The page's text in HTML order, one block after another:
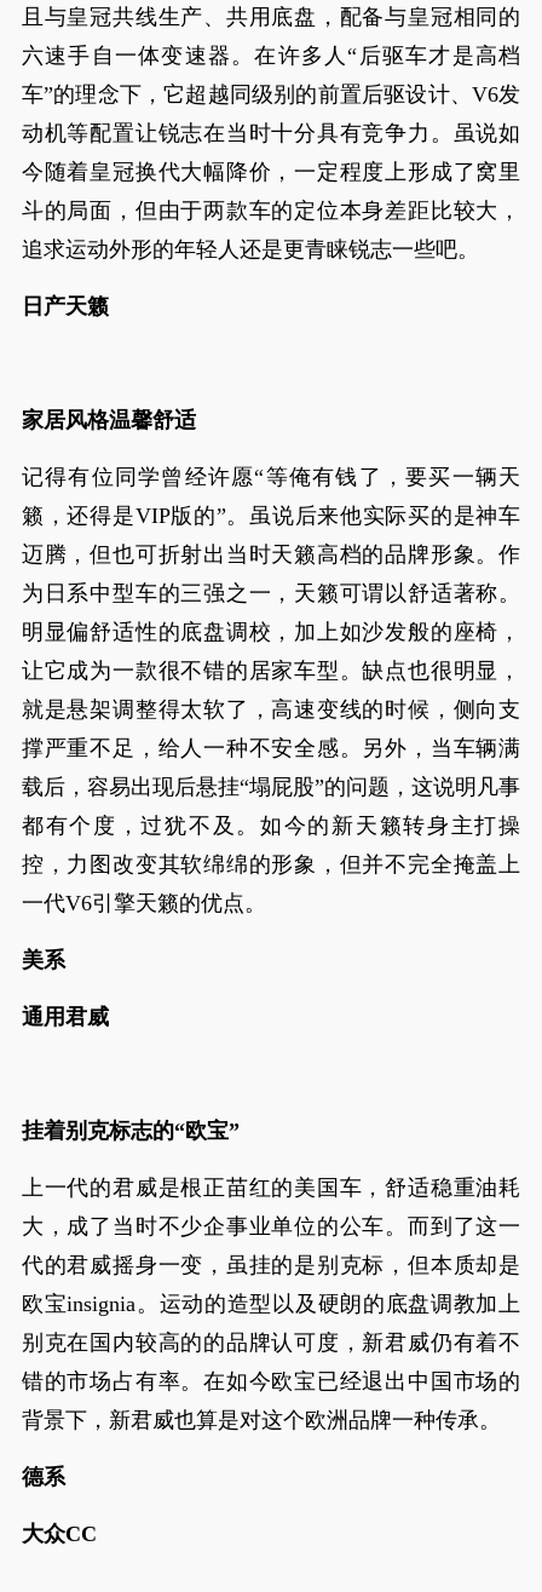
且与皇冠共线生产、共用底盘，配备与皇冠相同的
六速手自一体变速器。在许多人“后驱车才是高档
车”的理念下，它超越同级别的前置后驱设计、V6发
动机等配置让锐志在当时十分具有竞争力。虽说如
今随着皇冠换代大幅降价，一定程度上形成了窝里
斗的局面，但由于两款车的定位本身差距比较大，
追求运动外形的年轻人还是更青睐锐志一些吧。
日产天籁
家居风格温馨舒适
记得有位同学曾经许愿“等俺有钱了，要买一辆天
籁，还得是VIP版的”。虽说后来他实际买的是神车
迈腾，但也可折射出当时天籁高档的品牌形象。作
为日系中型车的三强之一，天籁可谓以舒适著称。
明显偏舒适性的底盘调校，加上如沙发般的座椅，
让它成为一款很不错的居家车型。缺点也很明显，
就是悬架调整得太软了，高速变线的时候，侧向支
撑严重不足，给人一种不安全感。另外，当车辆满
载后，容易出现后悬挂“塌屁股”的问题，这说明凡事
都有个度，过犹不及。如今的新天籁转身主打操
控，力图改变其软绵绵的形象，但并不完全掩盖上
一代V6引擎天籁的优点。
美系
通用君威
挂着别克标志的“欧宝”
上一代的君威是根正苗红的美国车，舒适稳重油耗
大，成了当时不少企事业单位的公车。而到了这一
代的君威摇身一变，虽挂的是别克标，但本质却是
欧宝insignia。运动的造型以及硬朗的底盘调教加上
别克在国内较高的的品牌认可度，新君威仍有着不
错的市场占有率。在如今欧宝已经退出中国市场的
背景下，新君威也算是对这个欧洲品牌一种传承。
德系
大众CC